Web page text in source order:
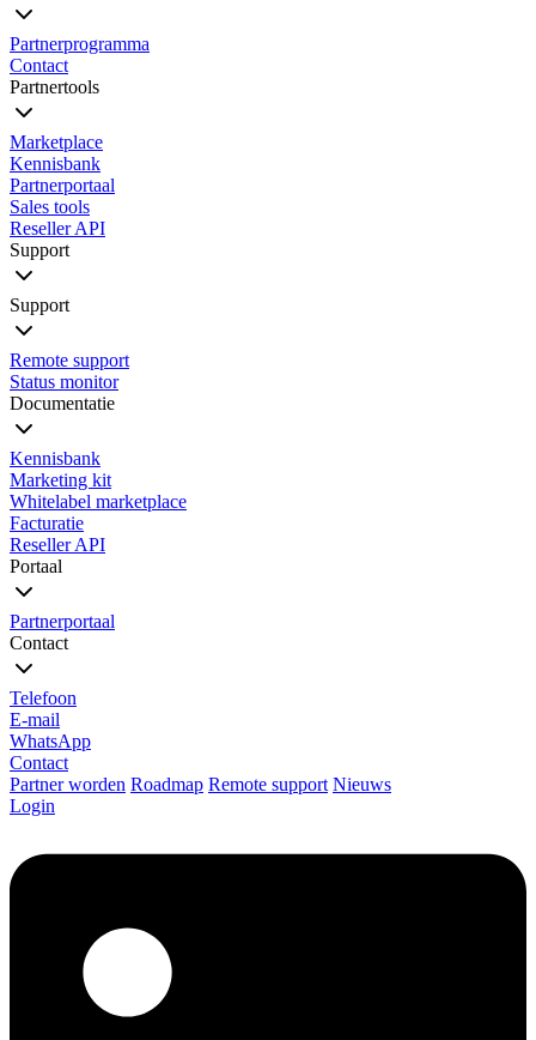
Partnerprogramma
Contact
Partnertools
Marketplace
Kennisbank
Partnerportaal
Sales tools
Reseller API
Support
Support
Remote support
Status monitor
Documentatie
Kennisbank
Marketing kit
Whitelabel marketplace
Facturatie
Reseller API
Portaal
Partnerportaal
Contact
Telefoon
E-mail
WhatsApp
Contact
Partner worden Roadmap Remote support Nieuws
Login